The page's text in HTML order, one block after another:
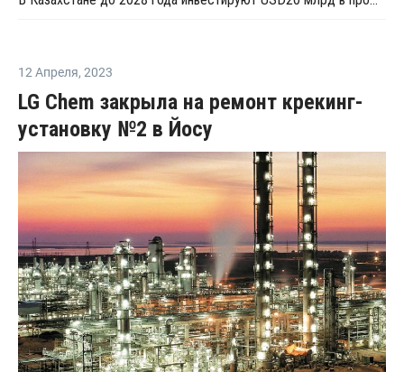
12 Апреля, 2023
LG Chem закрыла на ремонт крекинг-
установку №2 в Йосу